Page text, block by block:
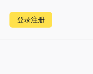
登录注册